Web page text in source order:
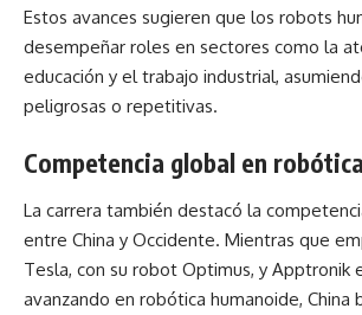
Estos avances sugieren que los robots
desempeñar roles en sectores como la
educación y el trabajo industrial,
peligrosas o repetitivas.
Competencia global en robótica
La carrera también destacó la
entre China y Occidente. Mientras que
Tesla, con su robot Optimus, y Apptronik
avanzando en robótica humanoide, China